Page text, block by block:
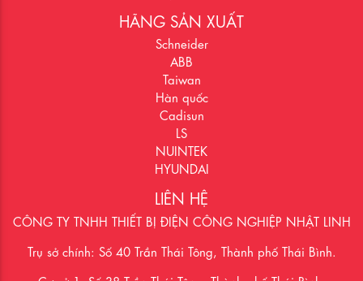
HÃNG SẢN XUẤT
Schneider
ABB
Taiwan
Hàn quốc
Cadisun
LS
NUINTEK
HYUNDAI
LIÊN HỆ
CÔNG TY TNHH THIẾT BỊ ĐIỆN CÔNG NGHIỆP NHẬT LINH
Trụ sở chính: Số 40 Trần Thái Tông, Thành phố Thái Bình.